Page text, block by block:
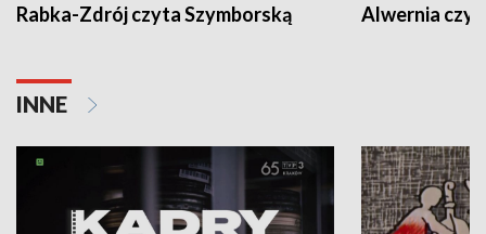
Rabka-Zdrój czyta Szymborską Alwernia
INNE